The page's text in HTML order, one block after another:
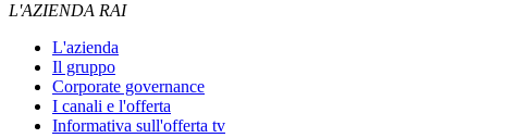
L'AZIENDA RAI
L'azienda
Il gruppo
Corporate governance
I canali e l'offerta
Informativa sull'offerta tv